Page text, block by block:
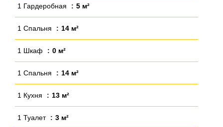
1 Гардеробная 5 м²
1 Спальня 14 м²
1 Шкаф 0 м²
1 Спальня 14 м²
1 Кухня 13 м²
1 Туалет 3 м²